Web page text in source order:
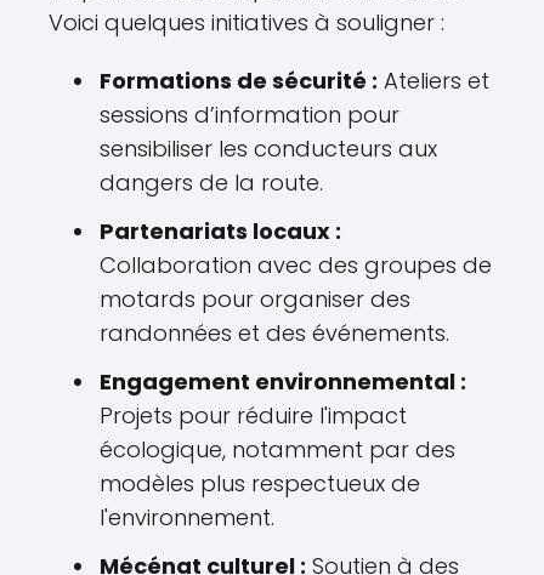
Voici quelques initiatives à souligner :
Formations de sécurité : Ateliers et
sessions d’information pour
sensibiliser les conducteurs aux
dangers de la route.
Partenariats locaux :
Collaboration avec des groupes de
motards pour organiser des
randonnées et des événements.
Engagement environnemental :
Projets pour réduire l'impact
écologique, notamment par des
modèles plus respectueux de
l'environnement.
Mécénat culturel : Soutien à des